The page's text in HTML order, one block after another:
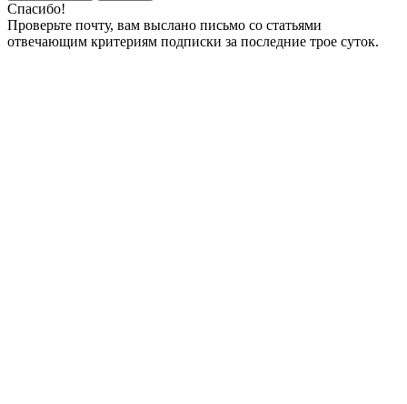
Спасибо!
Проверьте почту, вам выслано письмо со статьями
отвечающим критериям подписки за последние трое суток.